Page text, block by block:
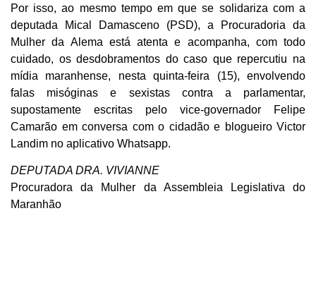
Por isso, ao mesmo tempo em que se solidariza com a
deputada Mical Damasceno (PSD), a Procuradoria da
Mulher da Alema está atenta e acompanha, com todo
cuidado, os desdobramentos do caso que repercutiu na
mídia maranhense, nesta quinta-feira (15), envolvendo
falas misóginas e sexistas contra a parlamentar,
supostamente escritas pelo vice-governador Felipe
Camarão em conversa com o cidadão e blogueiro Victor
Landim no aplicativo Whatsapp.
DEPUTADA DRA. VIVIANNE
Procuradora da Mulher da Assembleia Legislativa do
Maranhão